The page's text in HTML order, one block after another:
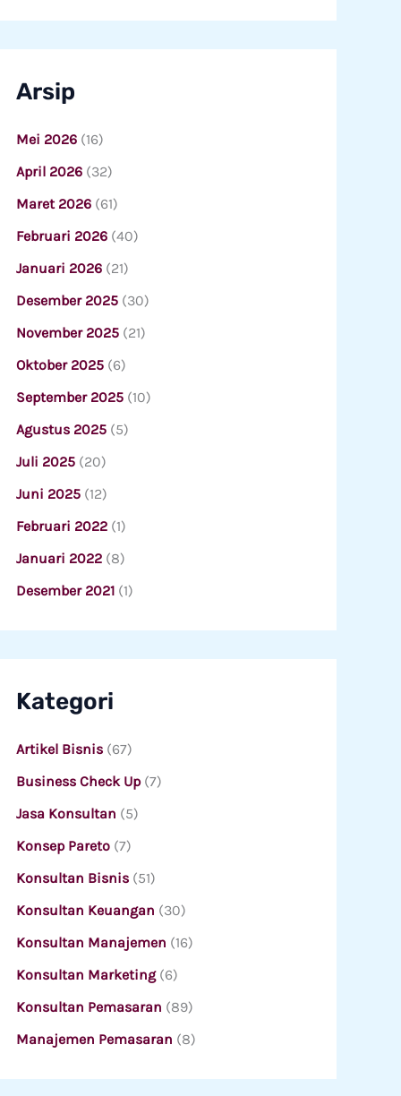
Arsip
Mei 2026 (16)
April 2026 (32)
Maret 2026 (61)
Februari 2026 (40)
Januari 2026 (21)
Desember 2025 (30)
November 2025 (21)
Oktober 2025 (6)
September 2025 (10)
Agustus 2025 (5)
Juli 2025 (20)
Juni 2025 (12)
Februari 2022 (1)
Januari 2022 (8)
Desember 2021 (1)
Kategori
Artikel Bisnis (67)
Business Check Up(7)
Jasa Konsultan (5)
Konsep Pareto (7)
Konsultan Bisnis (51)
Konsultan Keuangan (30)
Konsultan Manajemen (16)
Konsultan Marketing(6)
Konsultan Pemasaran (89)
Manajemen Pemasaran (8)